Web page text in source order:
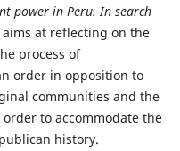
power in Peru.In search
at reflecting on the
process of
order in opposition to
communities and the
to accommodate the
history.